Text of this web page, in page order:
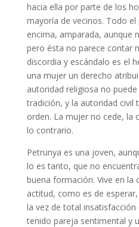
hacia ella por parte de los
mayoría de vecinos. Todo
encima, amparada, aunque
pero ésta no parece contar
discordia y escándalo es el
una mujer un derecho
autoridad religiosa no
tradición, y la autoridad civil
orden. La mujer no cede, la
lo contrario.
Petrunya es una joven,
lo es tanto, que no
buena formación. Vive en la
actitud, como es de
la vez de total insatisfacción
tenido pareja sentimental y